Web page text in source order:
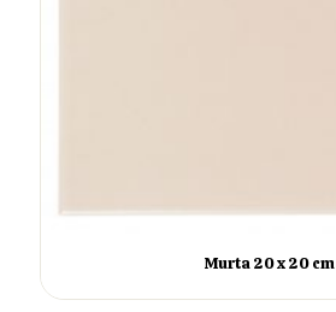
Murta 20 x 20 cm